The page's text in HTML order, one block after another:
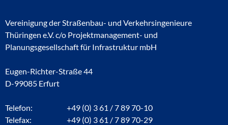
Vereinigung der Straßenbau- und Verkehrsingenieure
Thüringen e.V. c/o Projektmanagement- und
Planungsgesellschaft für Infrastruktur mbH
Eugen-Richter-Straße 44
D-99085 Erfurt
Telefon:
+49 (0) 3 61 / 7 89 70-10
Telefax:
+49 (0) 3 61 / 7 89 70-29